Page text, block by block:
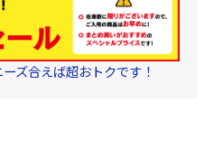
ズ合えば超おトクです！